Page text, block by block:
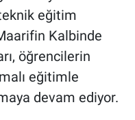
eğitim
Kalbinde
öğrencilerin
eğitimle
devam ediyor.